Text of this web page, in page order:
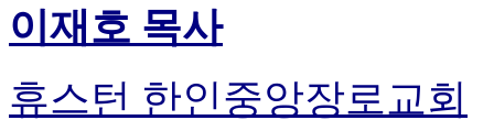
이재호 목사
휴스턴 한인중앙장로교회